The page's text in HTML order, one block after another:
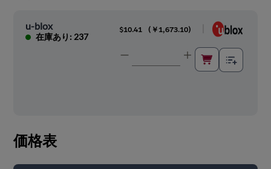
u-blox
在庫あり: 237
$10.41 ( ￥1,673.10)
価格表